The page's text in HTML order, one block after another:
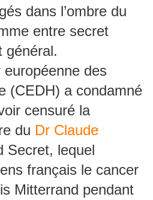
dans l’ombre du
entre secret
général.
des
(CEDH) a condamné
censuré la
du Dr Claude
Secret, lequel
français le cancer
Mitterrand pendant